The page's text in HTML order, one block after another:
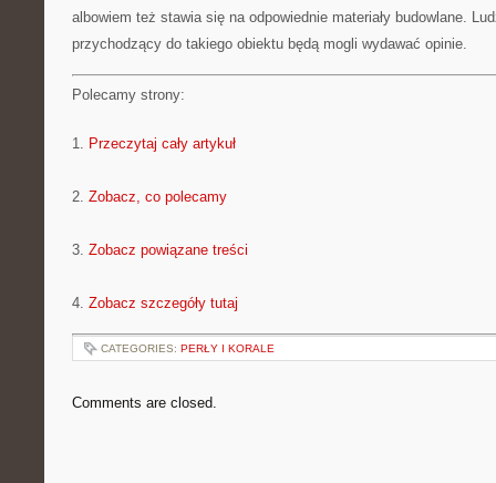
albowiem też stawia się na odpowiednie materiały budowlane.
przychodzący do takiego obiektu będą mogli wydawać opinie.
Polecamy strony:
1. Przeczytaj cały artykuł
2. Zobacz, co polecamy
3. Zobacz powiązane treści
4. Zobacz szczegóły tutaj
CATEGORIES: PERŁY I KORALE
Comments are closed.